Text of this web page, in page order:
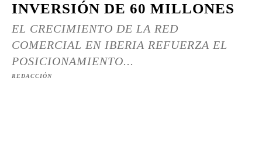
INVERSIÓN DE 60 MILLONES
EL CRECIMIENTO DE LA RED
COMERCIAL EN IBERIA REFUERZA EL
POSICIONAMIENTO...
REDACCIÓN